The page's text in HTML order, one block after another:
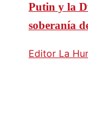
Putin y la
soberanía
Editor La